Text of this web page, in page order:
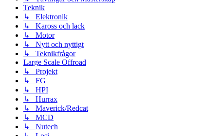
Teknik
↳ Elektronik
↳ Kaross och lack
↳ Motor
↳ Nytt och nyttigt
↳ Teknikfrågor
Large Scale Offroad
↳ Projekt
↳ FG
↳ HPI
↳ Hurrax
↳ Maverick/Redcat
↳ MCD
↳ Nutech